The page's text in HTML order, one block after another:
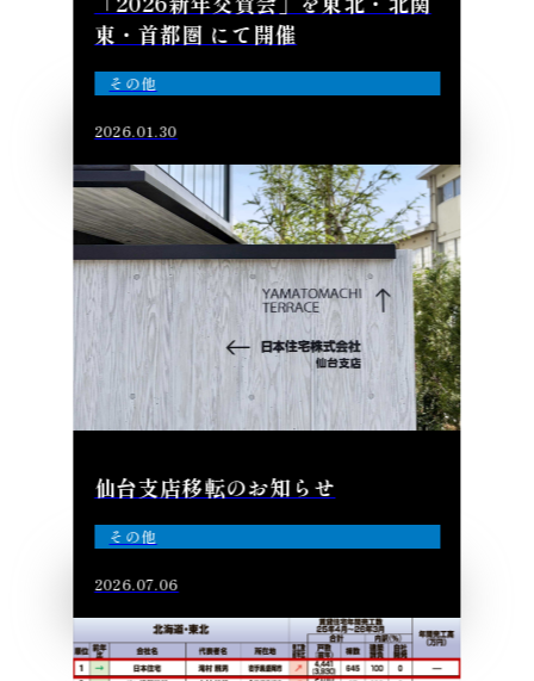
東・首都圏 にて開催
その他
2026.01.30
仙台支店移転のお知らせ
その他
2026.07.06